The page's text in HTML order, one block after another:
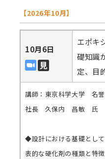
【2026年10月】
10月6日
エポキ
礎知識
定、目
講師：東京科学大学 名
社長 久保内 昌敏 氏
◆設計における基礎とし
表的な硬化剤の種類と特